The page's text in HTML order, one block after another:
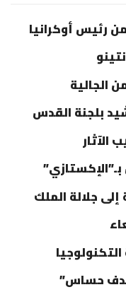
رئيس أوكرانيا
بلجنة القدس
الآثار
جلالة الملك
حساس”